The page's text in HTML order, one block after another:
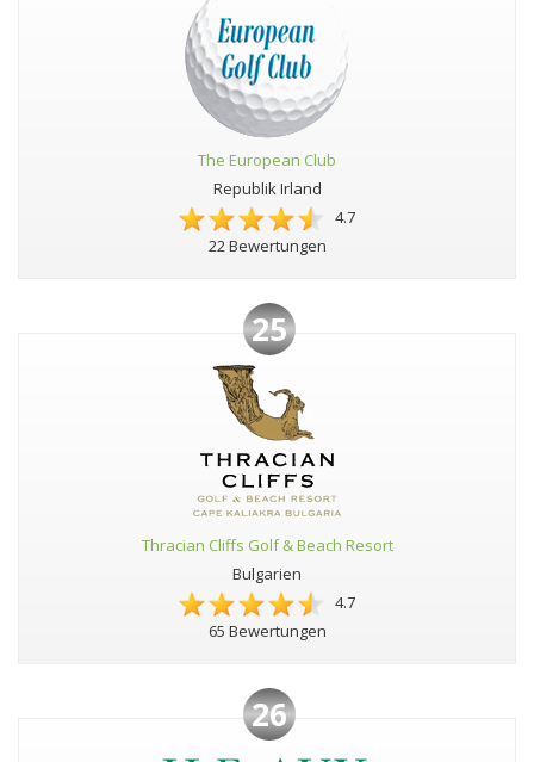
The European Club
Republik Irland
4.7
22 Bewertungen
25
Thracian Cliffs Golf & Beach Resort
Bulgarien
4.7
65 Bewertungen
26